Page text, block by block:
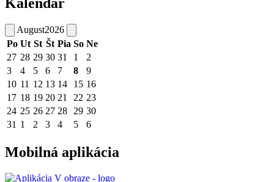
Kalendár
August2026
Po Ut St Št Pia So Ne
27 28 29 30 31 1
2
3
4 5 6 7 8
9
10 11 12 13 14 15 16
17 18 19 20 21 22 23
24 25 26 27 28 29 30
31 1 2 3 4 5 6
Mobilná aplikácia